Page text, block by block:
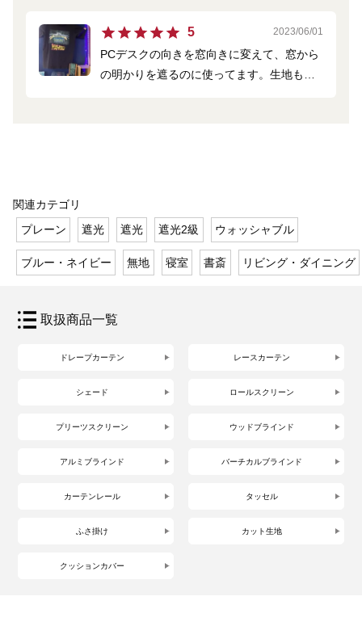
5 2023/06/01
PCデスクの向きを窓向きに変えて、窓から
の明かりを遮るのに使ってます。生地もオ
関連カテゴリ
プレーン
遮光 遮光 遮光2級 ウォッシャブル
ブルー・ネイビー 無地 寝室 書斎 リビング・ダイニング
取扱商品一覧
ドレープカーテン レースカーテン
シェード ロールスクリーン
プリーツスクリーン ウッドブラインド
アルミブラインド バーチカルブラインド
カーテンレール タッセル
ふさ掛け カット生地
クッションカバー